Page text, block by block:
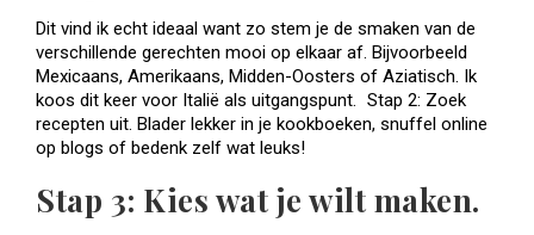
Dit vind ik echt ideaal want zo stem je de smaken van de
verschillende gerechten mooi op elkaar af. Bijvoorbeeld
Mexicaans, Amerikaans, Midden-Oosters of Aziatisch. Ik
koos dit keer voor Italië als uitgangspunt. Stap 2: Zoek
recepten uit. Blader lekker in je kookboeken, snuffel online
op blogs of bedenk zelf wat leuks!
Stap 3: Kies wat je wilt maken.